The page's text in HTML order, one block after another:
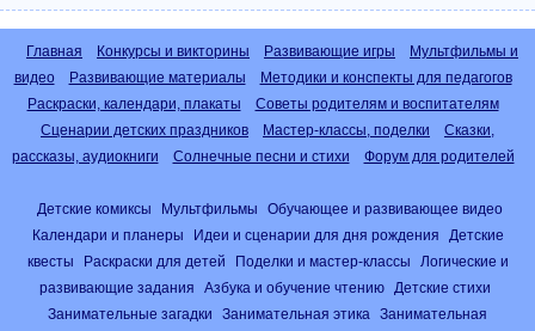
Главная Конкурсы и викторины Развивающие игры
Мультфильмы и
видео
Развивающие материалы
Методики и конспекты для педагогов
Раскраски, календари, плакаты
Советы родителям и воспитателям
Сценарии детских праздников
Мастер-классы, поделки
Сказки,
рассказы, аудиокниги
Солнечные песни и стихи Форум для родителей
Детские комиксы Мультфильмы
Обучающее и развивающее видео
Календари и планеры
Идеи и сценарии для дня рождения
Детские
квесты
Раскраски для детей Поделки и мастер-классы
Логические и
развивающие задания
Азбука и обучение чтению
Детские стихи
Занимательные загадки
Занимательная этика
Занимательная